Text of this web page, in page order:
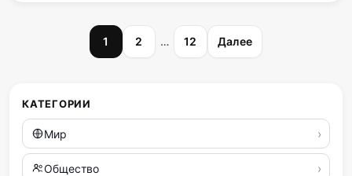
Пагинация
1 2 … 12 Далее
КАТЕГОРИИ
Мир
Общество